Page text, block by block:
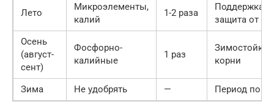
Лето
Микроэлементы,
калий
1-2 раза
Поддержка,
защита от
Осень
(август-
сент)
Фосфорно-
калийные
1 раз
корни
Зима Не удобрять — Период